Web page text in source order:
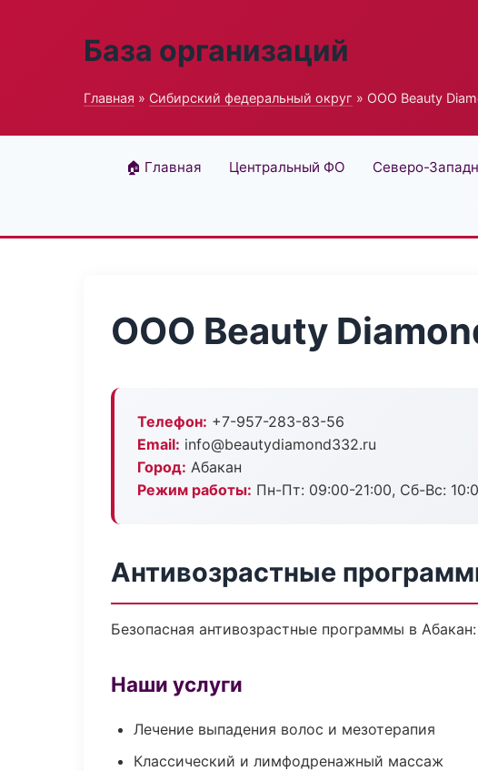
База организаций
Главная » Сибирский федеральный округ » ООО Beauty
🏠 Главная Центральный ФО Северо-
ООО Beauty
Телефон: +7-957-283-83-56
Email: info@beautydiamond332.ru
Город: Абакан
Режим работы: Пн-Пт: 09:00-21:00, Сб-Вс:
Антивозрастные
Безопасная антивозрастные программы в
Наши услуги
Лечение выпадения волос и мезотерапия
Классический и лимфодренажный массаж